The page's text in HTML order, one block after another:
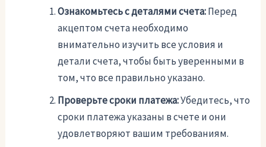
Ознакомьтесь с деталями счета:Перед
акцептом счета необходимо
внимательно изучить все условия и
детали счета, чтобы быть уверенными в
том, что все правильно указано.
Проверьте сроки платежа:Убедитесь, что
сроки платежа указаны в счете и они
удовлетворяют вашим требованиям.